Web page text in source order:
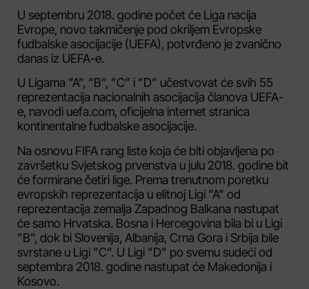
U septembru 2018. godine počet će Liga nacija
Evrope, novo takmičenje pod okriljem Evropske
fudbalske asocijacije (UEFA), potvrđeno je zvanično
danas iz UEFA-e.
U Ligama ”A”, ”B”, ”C” i ”D” učestvovat će svih 55
reprezentacija nacionalnih asocijacija članova UEFA-
e, navodi uefa.com, oficijelna internet stranica
kontinentalne fudbalske asocijacije.
Na osnovu FIFA rang liste koja će biti objavljena po
završetku Svjetskog prvenstva u julu 2018. godine bit
će formirane četiri lige. Prema trenutnom poretku
evropskih reprezentacija u elitnoj Ligi ”A” od
reprezentacija zemalja Zapadnog Balkana nastupat
će samo Hrvatska. Bosna i Hercegovina bila bi u Ligi
”B”, dok bi Slovenija, Albanija, Crna Gora i Srbija bile
svrstane u Ligi ”C”. U Ligi ”D” po svemu sudeći od
septembra 2018. godine nastupat će Makedonija i
Kosovo.